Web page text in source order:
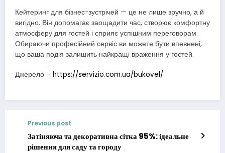
Кейтеринг для бізнес-зустрічей — це не лише зручно, а й
вигідно. Він допомагає заощадити час, створює комфортну
атмосферу для гостей і сприяє успішним переговорам.
Обираючи професійний сервіс ви можете бути впевнені,
що ваша подія залишить найкращі враження у гостей.
Джерело – https://servizio.com.ua/bukovel/
Previous post
Затіняюча та декоративна сітка 95%: ідеальне
рішення для саду та городу